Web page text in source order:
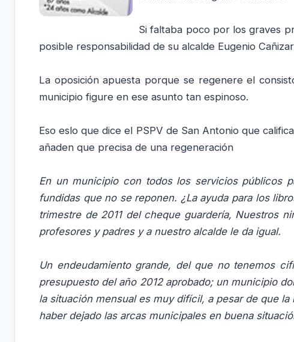
Si faltaba poco por los graves
posible responsabilidad de su alcalde Eugenio
La oposición apuesta porque se regenere el
municipio figure en ese asunto tan espinoso.
Eso eslo que dice el PSPV de San Antonio que
añaden que precisa de una regeneración
En un municipio con todos los servicios públicos
fundidas que no se reponen. ¿La ayuda para los
trimestre de 2011 del cheque guardería, Nuestros
profesores y padres y a nuestro alcalde le da igual.
Un endeudamiento grande, del que no tenemos
presupuesto del año 2012 aprobado; un municipio
la situación mensual es muy difícil, a pesar de que
haber dejado las arcas municipales en buena